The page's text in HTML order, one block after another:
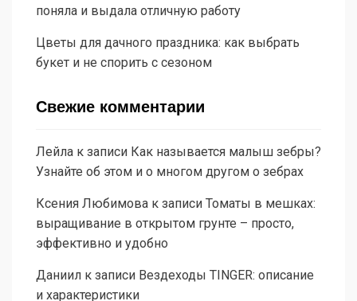
поняла и выдала отличную работу
Цветы для дачного праздника: как выбрать
букет и не спорить с сезоном
Свежие комментарии
Лейла к записи Как называется малыш зебры?
Узнайте об этом и о многом другом о зебрах
Ксения Любимова к записи Томаты в мешках:
выращивание в открытом грунте – просто,
эффективно и удобно
Даниил к записи Вездеходы TINGER: описание
и характеристики